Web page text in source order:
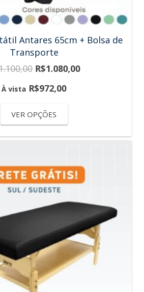
Antares 65cm + Bolsa de
Transporte
R$1.080,00
À vista R$972,00
VER OPÇÕES